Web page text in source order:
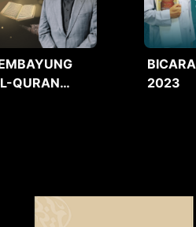
QURAN
2023